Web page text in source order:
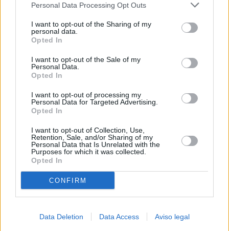
negar su consentimiento. Tenga en cuenta que algún
de su consentimiento, pero usted tiene el derecho de
rechazar tal procesamiento. Sus preferencias se aplicarán
cualquier momento entrando de nuevo en este sitio web o
visitando nuestra política de privacidad.
Personal Data Processing Opt Outs
I want to opt-out of the Sharing of my
personal data.
Opted In
I want to opt-out of the Sale of my
Personal Data.
Opted In
I want to opt-out of processing my
Personal Data for Targeted Advertising.
Opted In
I want to opt-out of Collection, Use,
Retention, Sale, and/or Sharing of my
Personal Data that Is Unrelated with the
Purposes for which it was collected.
Opted In
CONFIRM
Data Deletion Data Access Aviso legal